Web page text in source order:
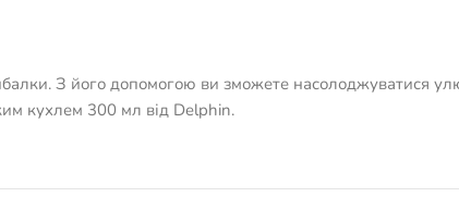
З його допомогою ви зможете насолоджуватися
кухлем 300 мл від Delphin.